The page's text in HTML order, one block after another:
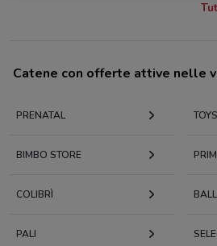
Catene con offerte attive nelle
PRENATAL
BIMBO STORE
COLIBRÌ
PALI